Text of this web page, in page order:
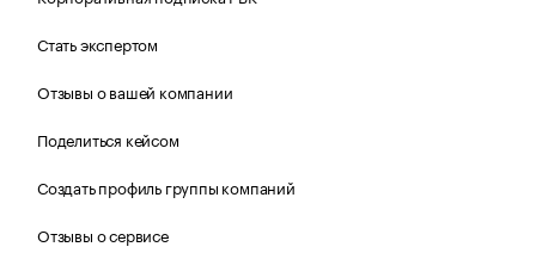
Стать экспертом
Отзывы о вашей компании
Поделиться кейсом
Создать профиль группы компаний
Отзывы о сервисе